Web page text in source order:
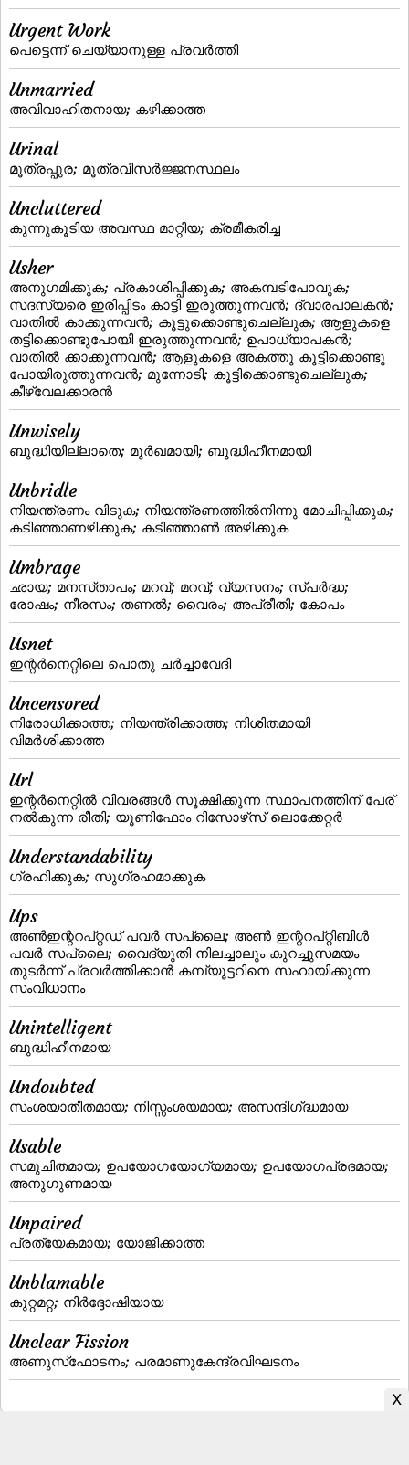
Urgent Work
പെട്ടെന്ന് ചെയ്യാനുള്ള പ്രവർത്തി
Unmarried
അവിവാഹിതനായ; കഴിക്കാത്ത
Urinal
മൂത്രപ്പുര; മൂത്രവിസര്‍ജ്ജനസ്ഥലം
Uncluttered
കുന്നുകൂടിയ അവസ്ഥ മാറ്റിയ; ക്രമീകരിച്ച
Usher
അനുഗമിക്കുക; പ്രകാശിപ്പിക്കുക; അകമ്പടിപോവുക;
സദസ്യരെ ഇരിപ്പിടം കാട്ടി ഇരുത്തുന്നവന്‍; ദ്വാരപാലകന്‍;
വാതില്‍ കാക്കുന്നവന്‍; കൂട്ടുക്കൊണ്ടുചെല്ലുക; ആളുകളെ
തട്ടിക്കൊണ്ടുപോയി ഇരുത്തുന്നവന്‍; ഉപാധ്യാപകന്‍;
വാതില്‍ ക്കാക്കുന്നവന്‍; ആളുകളെ അകത്തു കൂട്ടിക്കൊണ്ടു
പോയിരുത്തുന്നവന്‍; മുന്നോടി; കൂട്ടിക്കൊണ്ടുചെല്ലുക;
കീഴ്വേലക്കാരന്‍
Unwisely
ബുദ്ധിയില്ലാതെ; മൂര്‍ഖമായി; ബുദ്ധിഹീനമായി
Unbridle
നിയന്ത്രണം വിടുക; നിയന്ത്രണത്തില്‍നിന്നു മോചിപ്പിക്കുക;
കടിഞ്ഞാണഴിക്കുക; കടിഞ്ഞാണ്‍ അഴിക്കുക
Umbrage
ഛായ; മനസ്‌താപം; മറവ്; മറവ്‌; വ്യസനം; സ്‌പര്‍ദ്ധ;
രോഷം; നീരസം; തണല്‍; വൈരം; അപ്രീതി; കോപം
Usnet
ഇന്റര്‍നെറ്റിലെ പൊതു ചര്‍ച്ചാവേദി
Uncensored
നിരോധിക്കാത്ത; നിയന്ത്രിക്കാത്ത; നിശിതമായി
വിമര്‍ശിക്കാത്ത
Url
ഇന്റര്‍നെറ്റില്‍ വിവരങ്ങള്‍ സൂക്ഷിക്കുന്ന സ്ഥാപനത്തിന്‌ പേര്‌
നല്‍കുന്ന രീതി; യൂണിഫോം റിസോഴ്‌സ്‌ ലൊക്കേറ്റര്‍
Understandability
ഗ്രഹിക്കുക; സുഗ്രഹമാക്കുക
Ups
അണ്‍ഇന്ററപ്‌റ്റഡ്‌ പവര്‍ സപ്ലൈ; അണ്‍ ഇന്ററപ്‌റ്റിബിള്‍
പവര്‍ സപ്ലൈ; വൈദ്യുതി നിലച്ചാലും കുറച്ചുസമയം
തുടര്‍ന്ന്‌ പ്രവര്‍ത്തിക്കാന്‍ കമ്പ്യൂട്ടറിനെ സഹായിക്കുന്ന
സംവിധാനം
Unintelligent
ബുദ്ധിഹീനമായ
Undoubted
സംശയാതീതമായ; നിസ്സംശയമായ; അസന്ദിഗ്‌ദ്ധമായ
Usable
സമുചിതമായ; ഉപയോഗയോഗ്യമായ; ഉപയോഗപ്രദമായ;
അനുഗുണമായ
Unpaired
പ്രത്യേകമായ; യോജിക്കാത്ത
Unblamable
കുറ്റമറ്റ; നിര്‍ദ്ദോഷിയായ
Unclear Fission
അണുസ്‌ഫോടനം; പരമാണുകേന്ദ്രവിഘടനം